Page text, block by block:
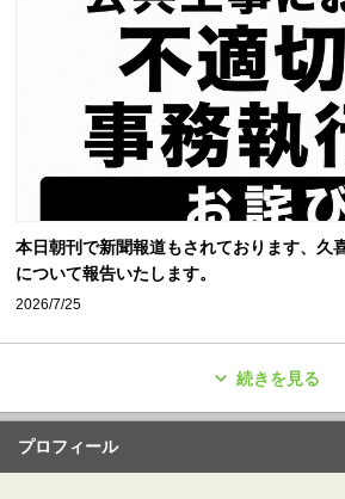
本日朝刊で新聞報道もされております、久
について報告いたします。
2026/7/25
続きを見る
プロフィール